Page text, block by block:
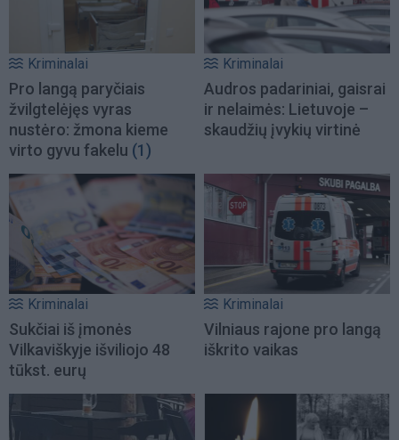
Kriminalai
Pro langą paryčiais
žvilgtelėjęs vyras
nustėro: žmona kieme
virto gyvu fakelu (1)
Kriminalai
Audros padariniai, gaisrai
ir nelaimės: Lietuvoje –
skaudžių įvykių virtinė
Kriminalai
Sukčiai iš įmonės
Vilkaviškyje išviliojo 48
tūkst. eurų
Kriminalai
Vilniaus rajone pro langą
iškrito vaikas